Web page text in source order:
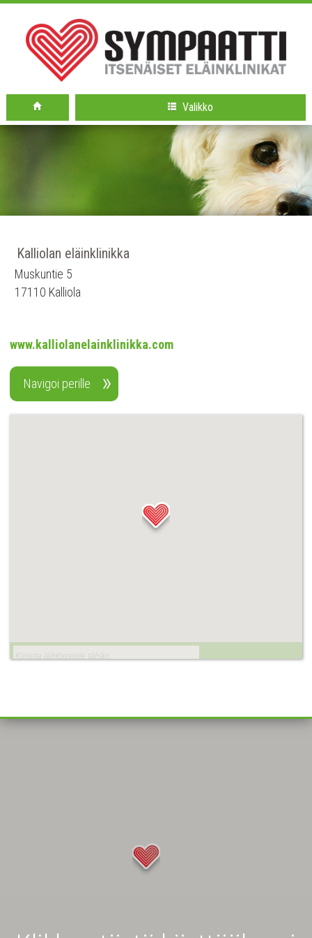
Valikko
Kalliolan eläinklinikka
Muskuntie 5
17110 Kalliola
www.kalliolanelainklinikka.com
Navigoi perille